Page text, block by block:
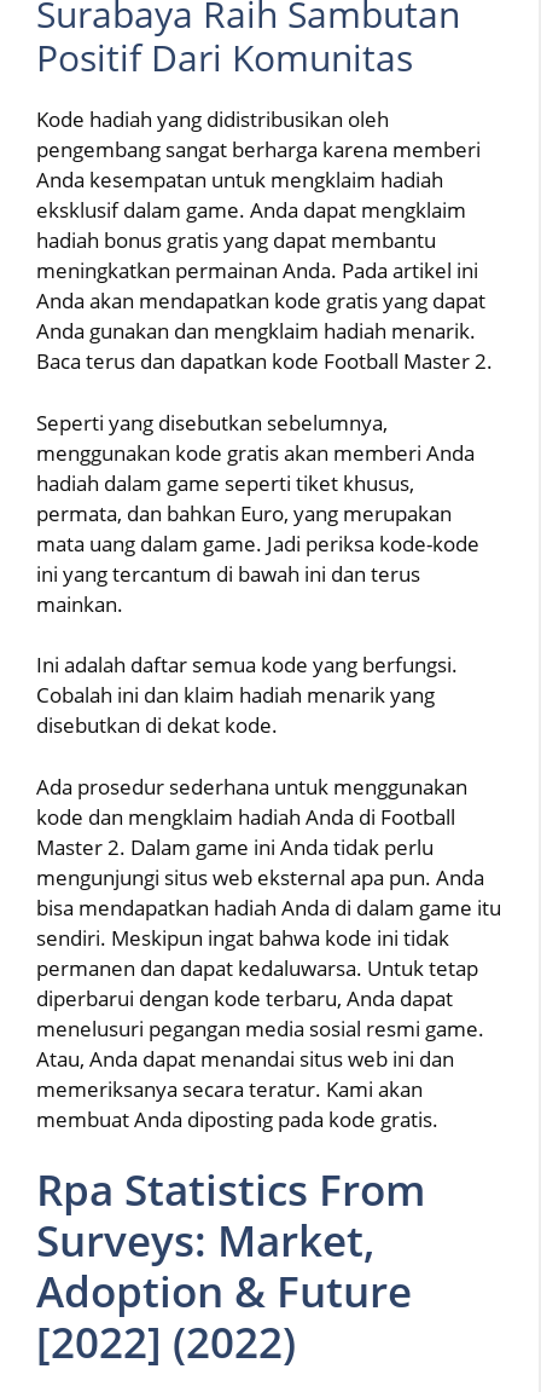
Surabaya Raih Sambutan
Positif Dari Komunitas
Kode hadiah yang didistribusikan oleh
pengembang sangat berharga karena memberi
Anda kesempatan untuk mengklaim hadiah
eksklusif dalam game. Anda dapat mengklaim
hadiah bonus gratis yang dapat membantu
meningkatkan permainan Anda. Pada artikel ini
Anda akan mendapatkan kode gratis yang dapat
Anda gunakan dan mengklaim hadiah menarik.
Baca terus dan dapatkan kode Football Master 2.
Seperti yang disebutkan sebelumnya,
menggunakan kode gratis akan memberi Anda
hadiah dalam game seperti tiket khusus,
permata, dan bahkan Euro, yang merupakan
mata uang dalam game. Jadi periksa kode-kode
ini yang tercantum di bawah ini dan terus
mainkan.
Ini adalah daftar semua kode yang berfungsi.
Cobalah ini dan klaim hadiah menarik yang
disebutkan di dekat kode.
Ada prosedur sederhana untuk menggunakan
kode dan mengklaim hadiah Anda di Football
Master 2. Dalam game ini Anda tidak perlu
mengunjungi situs web eksternal apa pun. Anda
bisa mendapatkan hadiah Anda di dalam game itu
sendiri. Meskipun ingat bahwa kode ini tidak
permanen dan dapat kedaluwarsa. Untuk tetap
diperbarui dengan kode terbaru, Anda dapat
menelusuri pegangan media sosial resmi game.
Atau, Anda dapat menandai situs web ini dan
memeriksanya secara teratur. Kami akan
membuat Anda diposting pada kode gratis.
Rpa Statistics From
Surveys: Market,
Adoption & Future
[2022] (2022)